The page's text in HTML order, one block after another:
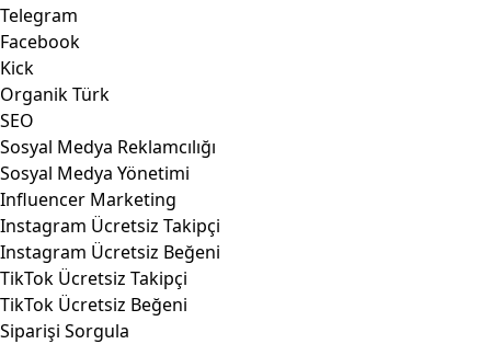
Telegram
Facebook
Kick
Organik Türk
SEO
Sosyal Medya Reklamcılığı
Sosyal Medya Yönetimi
Influencer Marketing
Instagram Ücretsiz Takipçi
Instagram Ücretsiz Beğeni
TikTok Ücretsiz Takipçi
TikTok Ücretsiz Beğeni
Siparişi Sorgula